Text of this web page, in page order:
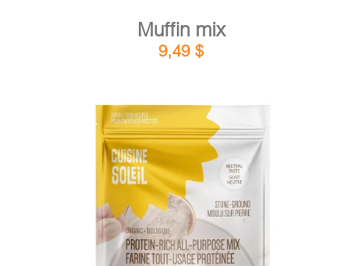
Muffin mix
9,49 $
ADD TO CART / DETAILS